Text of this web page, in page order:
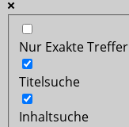
Nur Exakte Treffer
Titelsuche
Inhaltsuche